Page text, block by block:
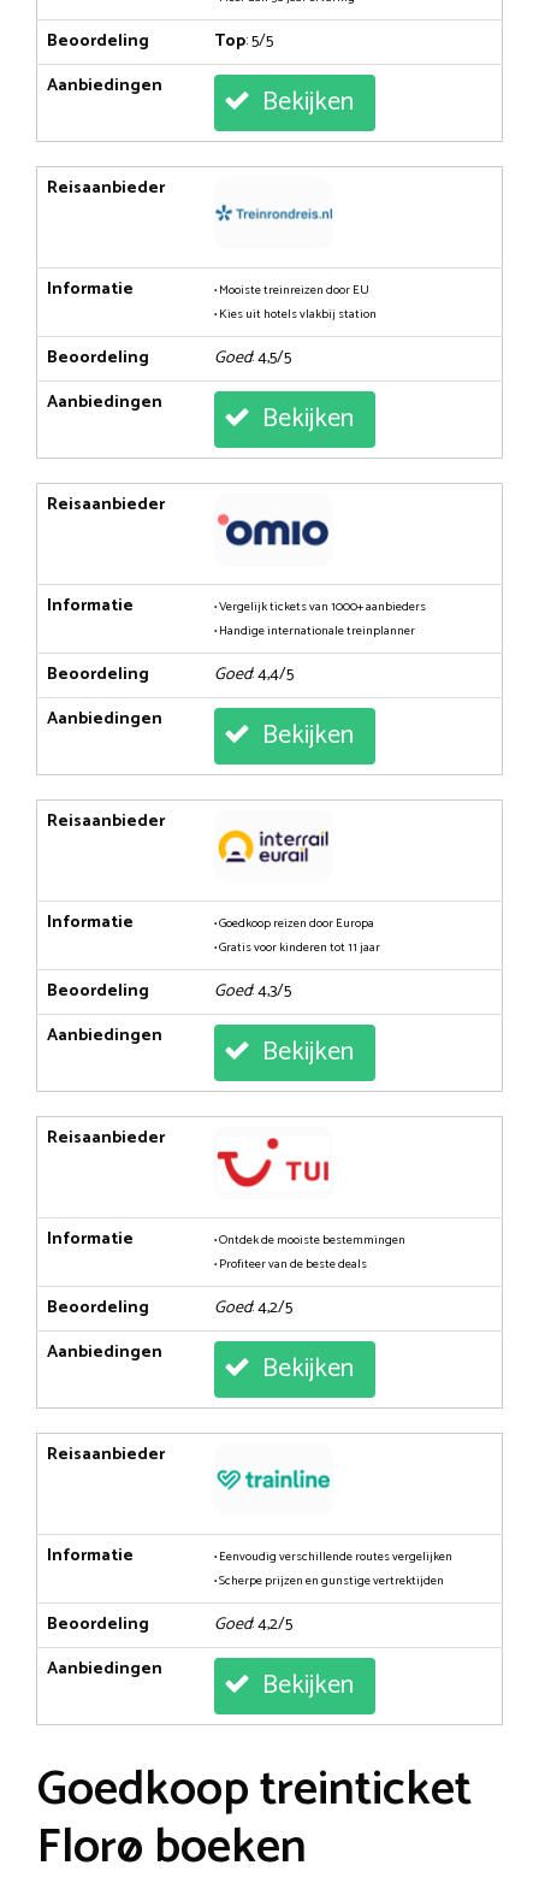
Beoordeling Top: 5/5
Aanbiedingen
Bekijken
Reisaanbieder
Informatie
• Mooiste treinreizen door EU
• Kies uit hotels vlakbij station
Beoordeling Goed: 4,5/5
Aanbiedingen
Bekijken
Reisaanbieder
Informatie
• Vergelijk tickets van 1000+ aanbieders
• Handige internationale treinplanner
Beoordeling Goed: 4,4/5
Aanbiedingen
Bekijken
Reisaanbieder
Informatie
• Goedkoop reizen door Europa
• Gratis voor kinderen tot 11 jaar
Beoordeling Goed: 4,3/5
Aanbiedingen
Bekijken
Reisaanbieder
Informatie
• Ontdek de mooiste bestemmingen
• Profiteer van de beste deals
Beoordeling Goed: 4,2/5
Aanbiedingen
Bekijken
Reisaanbieder
Informatie
• Eenvoudig verschillende routes vergelijken
• Scherpe prijzen en gunstige vertrektijden
Beoordeling Goed: 4,2/5
Aanbiedingen
Bekijken
Goedkoop treinticket
Florø boeken